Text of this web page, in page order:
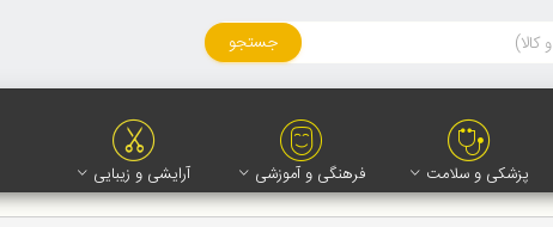
جستجو
پزشکی و سلامت فرهنگی و آموزشی آرایشی و زیبایی